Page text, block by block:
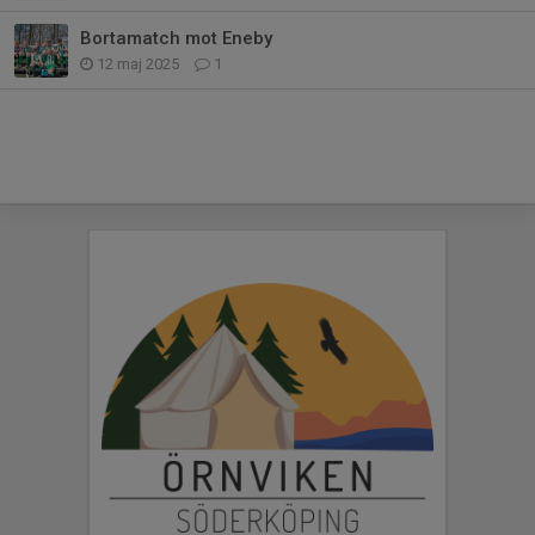
Bortamatch mot Eneby
12 maj 2025 1